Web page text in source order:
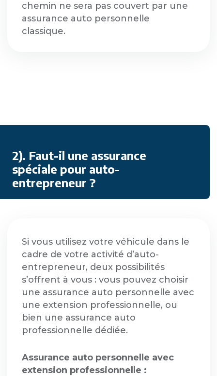
chemin ne sera pas couvert par une
assurance auto personnelle
classique.
2). Faut-il une assurance
spéciale pour auto-
entrepreneur ?
Si vous utilisez votre véhicule dans le
cadre de votre activité d’auto-
entrepreneur, deux possibilités
s’offrent à vous : vous pouvez choisir
une assurance auto personnelle avec
une extension professionnelle, ou
bien une assurance auto
professionnelle dédiée.
Assurance auto personnelle avec
extension professionnelle :